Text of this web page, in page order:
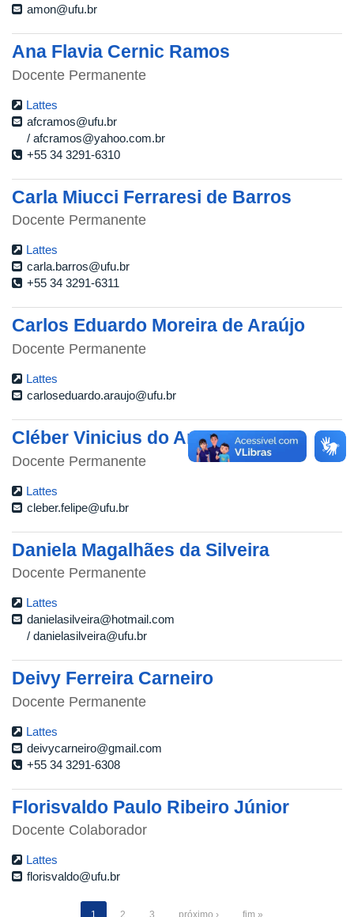
amon@ufu.br
Ana Flavia Cernic Ramos
Docente Permanente
Lattes
afcramos@ufu.br
afcramos@yahoo.com.br
+55 34 3291-6310
Carla Miucci Ferraresi de Barros
Docente Permanente
Lattes
carla.barros@ufu.br
+55 34 3291-6311
Carlos Eduardo Moreira de Araújo
Docente Permanente
Lattes
carloseduardo.araujo@ufu.br
Cléber Vinicius do Amaral Felipe
Docente Permanente
Lattes
cleber.felipe@ufu.br
Daniela Magalhães da Silveira
Docente Permanente
Lattes
danielasilveira@hotmail.com
danielasilveira@ufu.br
Deivy Ferreira Carneiro
Docente Permanente
Lattes
deivycarneiro@gmail.com
+55 34 3291-6308
Florisvaldo Paulo Ribeiro Júnior
Docente Colaborador
Lattes
florisvaldo@ufu.br